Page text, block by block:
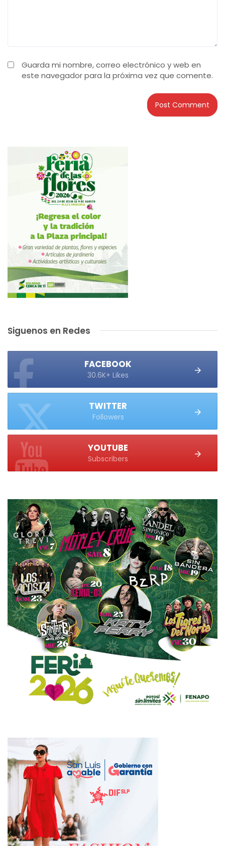
Guarda mi nombre, correo electrónico y web en
este navegador para la próxima vez que comente.
Siguenos en Redes
FACEBOOK
30.6K+ Likes
TWITTER
Followers
YOUTUBE
Subscribers